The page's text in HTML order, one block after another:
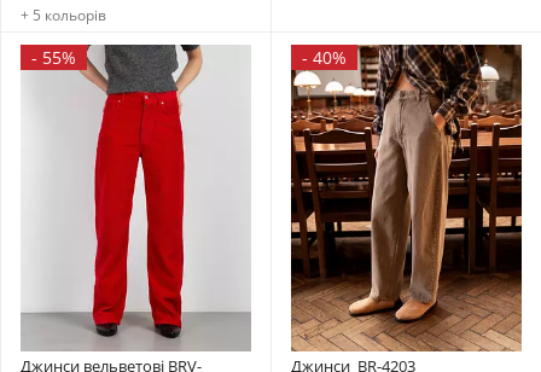
+ 5 кольорів
- 55%
Джинси вельветові BRV-
- 40%
Джинси  BR-4203